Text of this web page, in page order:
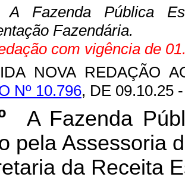
Fazenda Pública
Fazendária.
com vigência de
NOVA REDAÇÃO
Nº 10.796, DE 09.10.25
A Fazenda
pela Assessoria
da Receita